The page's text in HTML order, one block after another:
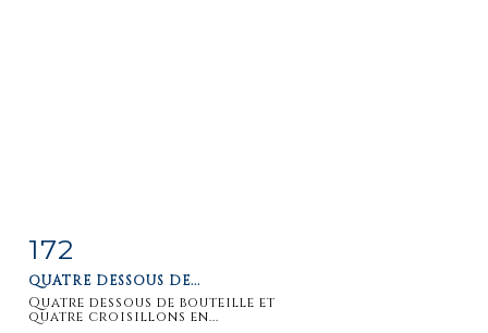
172
QUATRE DESSOUS DE...
Quatre dessous de bouteille et
quatre croisillons en...